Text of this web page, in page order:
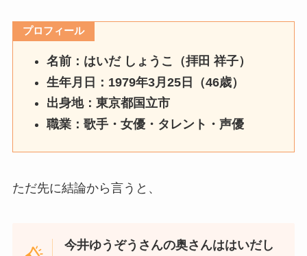
プロフィール
名前：はいだ しょうこ（拝田 祥子）
生年月日：1979年3月25日（46歳）
出身地：東京都国立市
職業：歌手・女優・タレント・声優
ただ先に結論から言うと、
今井ゆうぞうさんの奥さんははいだし